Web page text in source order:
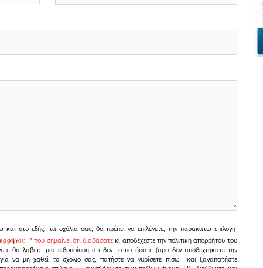
και στο εξής, τα σχόλιά σας, θα πρέπει να επιλέγετε, την παρακάτω επιλογή
" που σημαίνει ότι διαβάσατεκι αποδέχεστε την πολιτική απορρήτου του
θα λάβετε μια ειδοποίηση ότι δεν το πατήσατε (αρα δεν αποδεχτήκατε την
να μη χαθεί το σχόλιο σας, πατήστε να γυρίσετε πίσω και ξαναπατήστε